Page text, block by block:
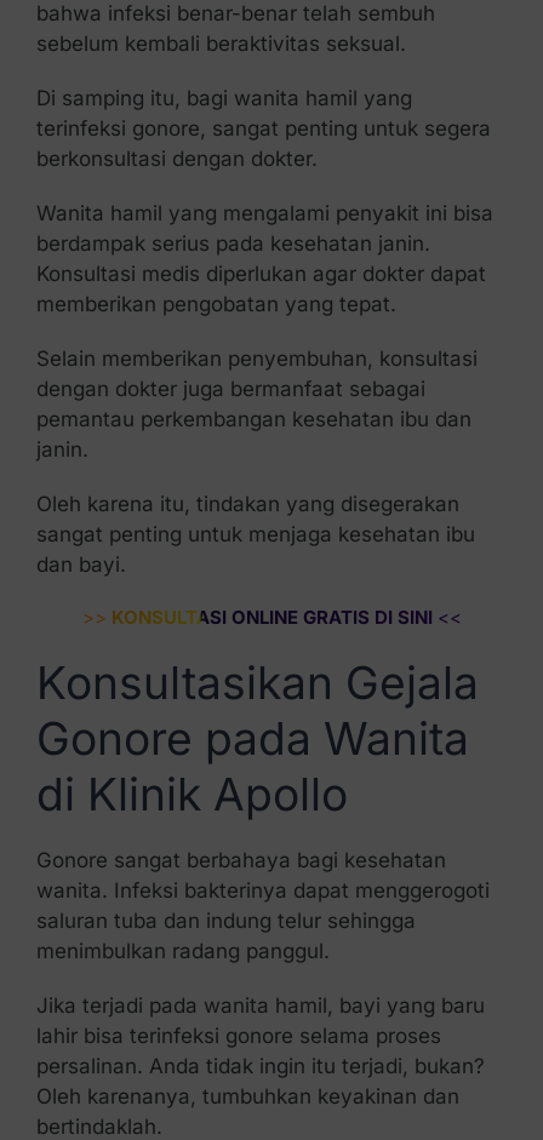
bahwa infeksi benar-benar telah sembuh
sebelum kembali beraktivitas seksual.
Di samping itu, bagi wanita hamil yang
terinfeksi gonore, sangat penting untuk segera
berkonsultasi dengan dokter.
Wanita hamil yang mengalami penyakit ini bisa
berdampak serius pada kesehatan janin.
Konsultasi medis diperlukan agar dokter dapat
memberikan pengobatan yang tepat.
Selain memberikan penyembuhan, konsultasi
dengan dokter juga bermanfaat sebagai
pemantau perkembangan kesehatan ibu dan
janin.
Oleh karena itu, tindakan yang disegerakan
sangat penting untuk menjaga kesehatan ibu
dan bayi.
>> KONSULTASI ONLINE GRATIS DI SINI <<
Konsultasikan Gejala
Gonore pada Wanita
di Klinik Apollo
Gonore sangat berbahaya bagi kesehatan
wanita. Infeksi bakterinya dapat menggerogoti
saluran tuba dan indung telur sehingga
menimbulkan radang panggul.
Jika terjadi pada wanita hamil, bayi yang baru
lahir bisa terinfeksi gonore selama proses
persalinan. Anda tidak ingin itu terjadi, bukan?
Oleh karenanya, tumbuhkan keyakinan dan
bertindaklah.